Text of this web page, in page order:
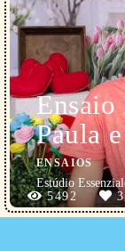
Ensaio
Paula
ENSAIOS
Estúdio
5492